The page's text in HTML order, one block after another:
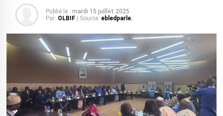
Publié le : mardi 15 juillet 2025
Par: OLBIF | Source: ebledparle.